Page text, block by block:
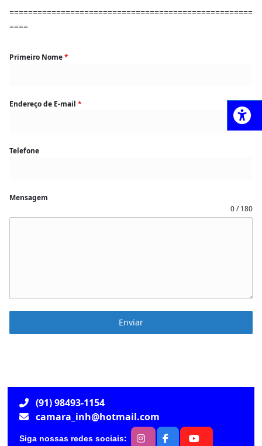
====================================================
====
Primeiro Nome*
Endereço de E-mail *
Telefone
Mensagem
0 / 180
Enviar
(91) 98493-1154
camara_inh@hotmail.com
Siga nossas redes sociais: